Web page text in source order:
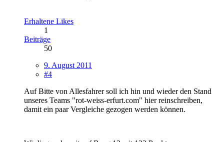
Erhaltene Likes
1
Beiträge
50
9. August 2011
#4
Auf Bitte von Allesfahrer soll ich hin und wieder den Stand
unseres Teams "rot-weiss-erfurt.com" hier reinschreiben,
damit ein paar Vergleiche gezogen werden können.